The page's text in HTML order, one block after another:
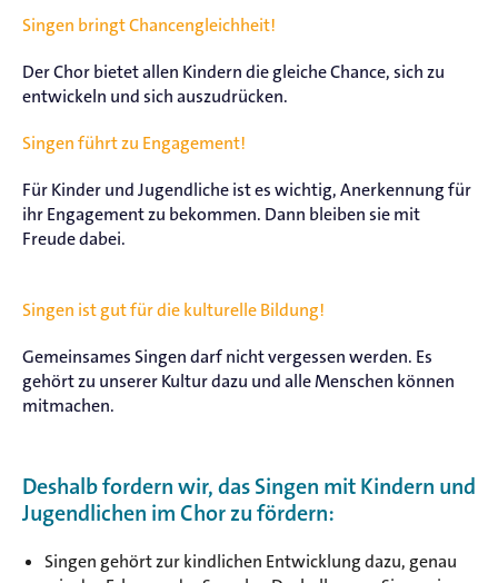
Singen bringt Chancengleichheit!
Der Chor bietet allen Kindern die gleiche Chance, sich zu
entwickeln und sich auszudrücken.
Singen führt zu Engagement!
Für Kinder und Jugendliche ist es wichtig, Anerkennung für
ihr Engagement zu bekommen. Dann bleiben sie mit
Freude dabei.
Singen ist gut für die kulturelle Bildung!
Gemeinsames Singen darf nicht vergessen werden. Es
gehört zu unserer Kultur dazu und alle Menschen können
mitmachen.
Deshalb fordern wir, das Singen mit Kindern und
Jugendlichen im Chor zu fördern:
Singen gehört zur kindlichen Entwicklung dazu, genau